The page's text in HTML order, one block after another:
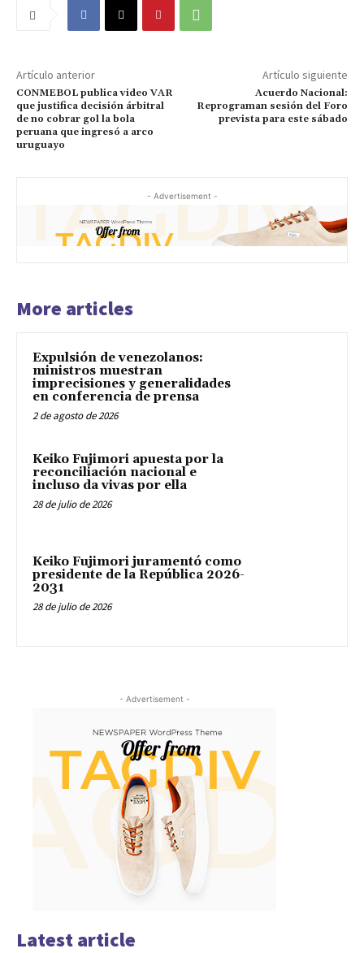
Artículo anterior
CONMEBOL publica video VAR
que justifica decisión árbitral
de no cobrar gol la bola
peruana que ingresó a arco
uruguayo
Artículo siguiente
Acuerdo Nacional:
Reprograman sesión del Foro
prevista para este sábado
- Advertisement -
More articles
Expulsión de venezolanos:
ministros muestran
imprecisiones y generalidades
en conferencia de prensa
2 de agosto de 2026
Keiko Fujimori apuesta por la
reconciliación nacional e
incluso da vivas por ella
28 de julio de 2026
Keiko Fujimori juramentó como
presidente de la República 2026-
2031
28 de julio de 2026
- Advertisement -
Latest article